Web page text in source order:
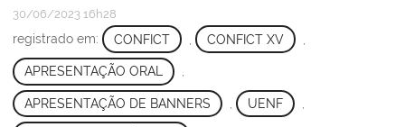
30/06/2023 16h28
registrado em: CONFICT CONFICT XV
APRESENTAÇÃO ORAL ,
APRESENTAÇÃO DE BANNERS UENF